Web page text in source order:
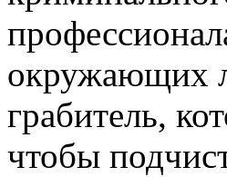
окружающих
грабитель,
чтобы